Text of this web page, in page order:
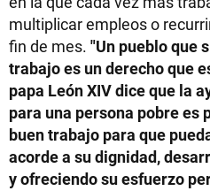
multiplicar empleos o
fin de mes. "Un pueblo que
trabajo es un derecho que
papa León XIV dice que la
para una persona pobre es
buen trabajo para que
acorde a su dignidad,
y ofreciendo su esfuerzo